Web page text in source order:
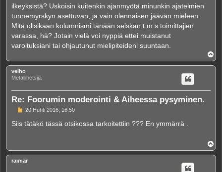
ilkeyksistä? Uskoisin kuitenkin ajanmyötä minunkin ajatelmien
tunnemyrskyn asettuvan, ja vain olennaisen jäävän mieleen.
Mitä olisikaan kolumnismi tänään seiskan t.m.s toimittajien
varassa, hä? Jotain vielä voi nyppiä ettei muistanut
varoituksiani tai ohjautunut mielipiteideni suuntaan.
l
ö
velho
Metallinetsijä
Re: Foorumin moderointi & Aiheessa pysyminen.
V
e
20 Huhti 2016, 16:50
Siis tätäkö tässä otsikossa tarkoitettiin ??? En ymmärrä .
l
ö
raimar